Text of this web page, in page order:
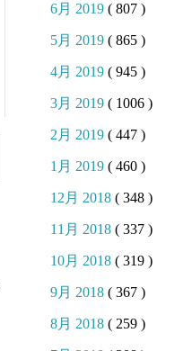
6月 2019 ( 807 )
5月 2019 ( 865 )
4月 2019 ( 945 )
3月 2019 ( 1006 )
2月 2019 ( 447 )
1月 2019 ( 460 )
12月 2018 ( 348 )
11月 2018 ( 337 )
10月 2018 ( 319 )
9月 2018 ( 367 )
8月 2018 ( 259 )